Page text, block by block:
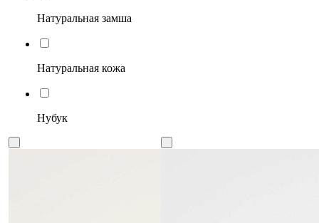
Натуральная замша
Натуральная кожа
Нубук